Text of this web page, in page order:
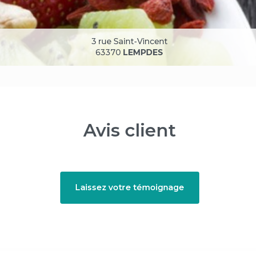
3 rue Saint-Vincent
63370 LEMPDES
Avis client
Laissez votre témoignage